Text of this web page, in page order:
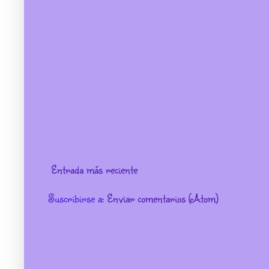
Entrada más reciente
Suscribirse a: Enviar comentarios (Atom)